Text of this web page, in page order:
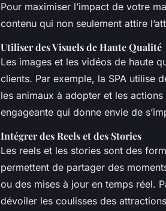
Pour maximiser l’impact de votre
contenu qui non seulement attire
Utiliser des Visuels de Haute Qualité
Les images et les vidéos de haute
clients. Par exemple, la SPA utilise
les animaux à adopter et les
engageante qui donne envie de
Intégrer des Reels et des Stories
Les reels et les stories sont des
permettent de partager des
ou des mises à jour en temps réel.
dévoiler les coulisses des